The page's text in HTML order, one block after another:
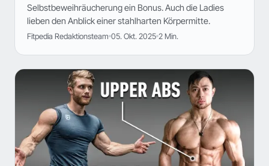
Selbstbeweihräucherung ein Bonus. Auch die Ladies
lieben den Anblick einer stahlharten Körpermitte.
Fitpedia Redaktionsteam 05. Okt. 2025 2 Min.